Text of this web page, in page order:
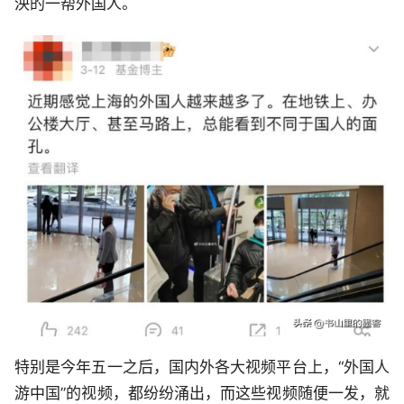
泱的一帮外国人。
特别是今年五一之后，国内外各大视频平台上，“外国人
游中国”的视频，都纷纷涌出，而这些视频随便一发，就